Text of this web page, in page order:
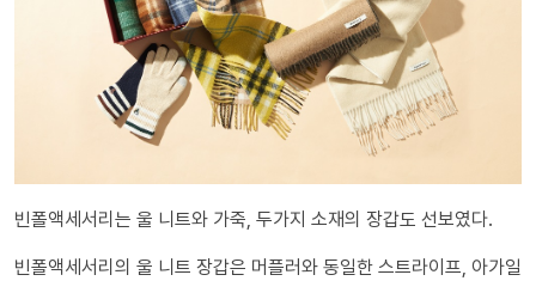
빈폴액세서리는 울 니트와 가죽, 두가지 소재의 장갑도 선보였다.
빈폴액세서리의 울 니트 장갑은 머플러와 동일한 스트라이프, 아가일